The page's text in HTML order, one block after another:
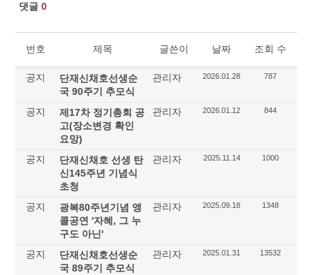
댓글0
번호 제목 글쓴이 날짜 조회 수
공지
단재신채호선생순
국 90주기 추모식
관리자 2026.01.28 787
공지
제17차 정기총회 공
고(장소변경 확인
요망)
관리자 2026.01.12 844
공지
단재신채호 선생 탄
신145주년 기념식
초청
관리자 2025.11.14 1000
공지
광복80주년기념 앵
콜공연 '자혜, 그 누
구도 아닌'
관리자 2025.09.18 1348
공지
단재신채호선생순
국 89주기 추모식
관리자 2025.01.31 13532